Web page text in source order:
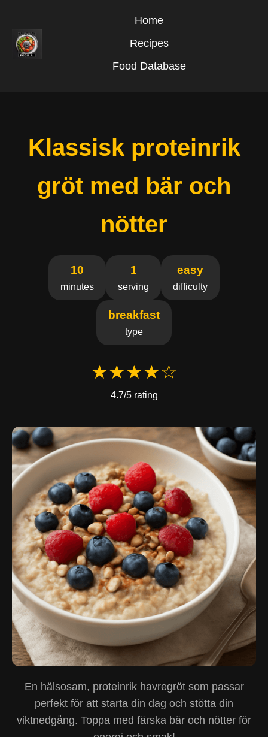
Home
Recipes
Food Database
Klassisk proteinrik
gröt med bär och
nötter
10
minutes
1
serving
easy
difficulty
breakfast
type
★★★★☆
4.7/5 rating
En hälsosam, proteinrik havregröt som passar
perfekt för att starta din dag och stötta din
viktnedgång. Toppa med färska bär och nötter för